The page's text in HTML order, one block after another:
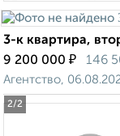
2/2
3-к квартира,
9 200 000 ₽ 146
Агентство,